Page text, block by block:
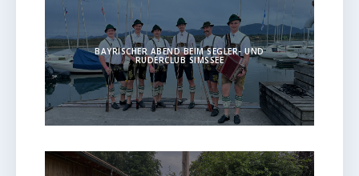
BAYRISCHER ABEND BEIM SEGLER- UND
RUDERCLUB SIMSSEE